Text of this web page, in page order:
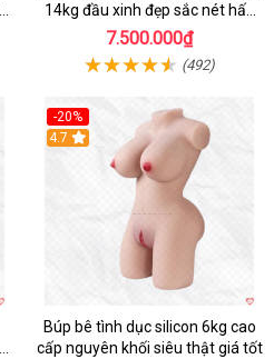
14kg đầu xinh đẹp sắc nét hấp
dẫn
7.500.000₫
(492)
-20%
4.7
Búp bê tình dục silicon 6kg cao
cấp nguyên khối siêu thật giá tốt